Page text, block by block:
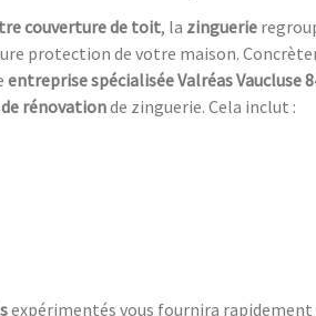
couverture de toit, la zinguerie
protection de votre maison.
entreprise spécialisée Valréas Vaucluse
rénovationde zinguerie. Cela inclut :
expérimentés vous fournira